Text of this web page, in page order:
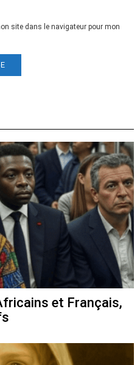
site dans le navigateur pour mon
et Français,